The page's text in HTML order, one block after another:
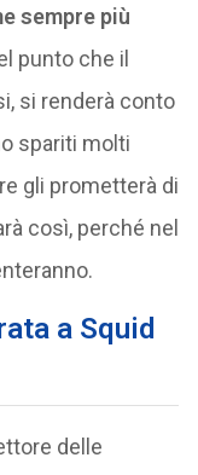
sempre più
punto che il
si renderà conto
spariti molti
gli prometterà di
così, perché nel
a Squid
delle